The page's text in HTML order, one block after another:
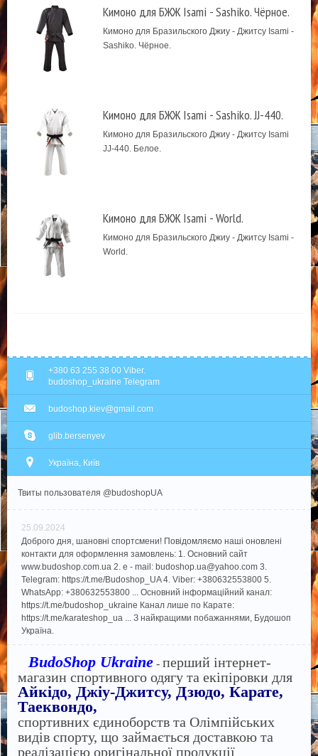
Кимоно для БЖЖ Isami - Sashiko. Чёрное.
Кимоно для Бразильского Джиу - Джитсу Isami -
Sashiko. Чёрное.
Кимоно для БЖЖ Isami - Sashiko. JJ-440.
Кимоно для Бразильского Джиу - Джитсу Isami
JJ-440. Белое.
Кимоно для БЖЖ Isami - World.
Кимоно для Бразильского Джиу - Джитсу Isami -
World.
+380 63 255 38 00 Viber.
budoshop_ukraine Telegram
budoshop.kiev@gmail.com
glib.bersenyev
Україна, Київ
Твиты пользователя @budoshopUA
25.09.2024
Доброго дня, шановні спортсмени! Повідомляємо наші оновлені
контакти для оформлення замовлень: 1. Основний сайт
www.budoshop.com.ua 2. e - mail: budoshop.ua@​yahoo.com 3.
Telegram: https://t.me/Budoshop_UA 4. Viber: +380632553800 5.
WhatsApp: +380632553800 ... Основний інформаційний канал:
https://t.me/budoshop_ukraine Канал лише по Карате:
https://t.me/karateshop_ua ... З найкращими побажаннями, Будошоп
Україна.
BudoShop Ukraine - перший інтернет-
магазин спортивного одягу та екіпіровки для
Айкідо, Джіу-Джитсу, Дзюдо, Карате,
Таеквондо,
спортивних єдиноборств та Олімпійських
видів спорту, що займається доставкою та
реалізацією оригінальної продукції